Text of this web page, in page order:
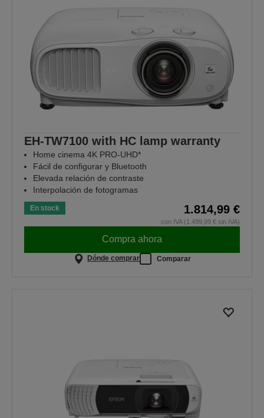
EH-TW7100 with HC lamp warranty
Home cinema 4K PRO-UHD*
Fácil de configurar y Bluetooth
Elevada relación de contraste
Interpolación de fotogramas
En stock 1.814,99 €
con IVA (1.499,99 € sin IVA)
Compra ahora
Dónde comprar Comparar